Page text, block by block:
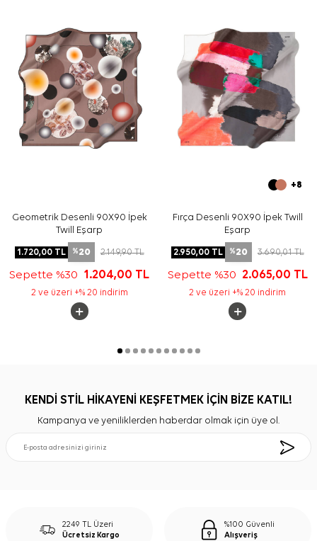
Yıkama ve bakım için ürün etiketindeki talimatları
izleyiniz. İpek ve hassas eşarplarda nazik bakım
gerektiren durumlardaAker İpek Eşarp Şampuanı
kullanabilirsiniz.
Sıkça Sorulan Sorular
Bu eşarbın ölçüsü nedir?
Bu ürün hangi kumaş kalitesindedir?
Deseninde hangi renkler öne çıkar?
Hangi kombinlerle kullanılabilir?
Geometrik Desenli 90X90 İpek
Twill Eşarp
1.720,00TL %20 2.149,90TL
Sepette %30 1.204,00 TL
2 ve üzeri +% 20 indirim
+8
Fırça Desenli 90X90 İpek Twill
Eşarp
2.950,00TL %20 3.690,01TL
Sepette %30 2.065,00 TL
2 ve üzeri +% 20 indirim
KENDİ STİL HİKAYENİ KEŞFETMEK İÇİN BİZE KATIL!
Kampanya ve yeniliklerden haberdar olmak için üye ol.
2249 TL Üzeri
Ücretsiz Kargo
%100 Güvenli
Alışveriş